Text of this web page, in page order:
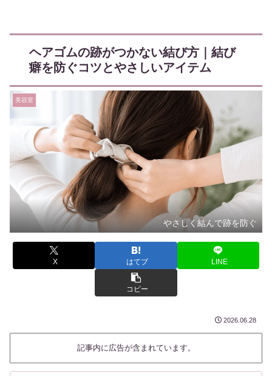
ヘアゴムの跡がつかない結び方｜結び
癖を防ぐコツとやさしいアイテム
美容室
やさしく結んで跡を防ぐ
X はてブ LINE
コピー
2026.06.28
記事内に広告が含まれています。